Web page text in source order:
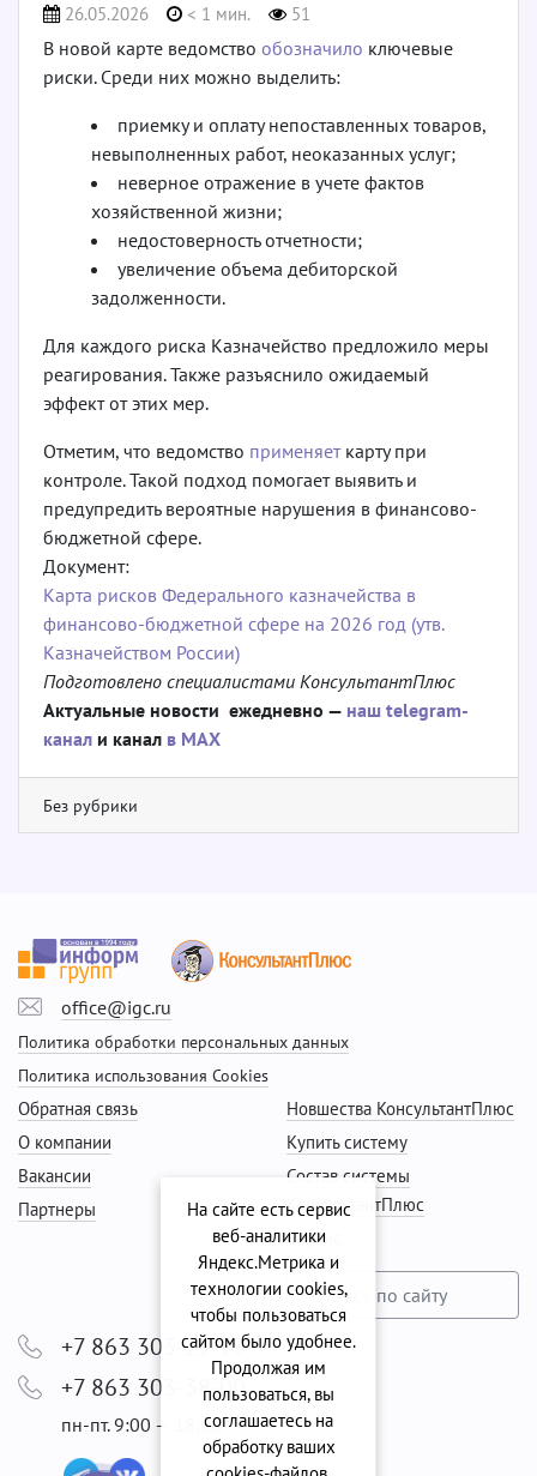
26.05.2026 < 1 мин. 51
В новой карте ведомство обозначило ключевые
риски. Среди них можно выделить:
приемку и оплату непоставленных товаров,
невыполненных работ, неоказанных услуг;
неверное отражение в учете фактов
хозяйственной жизни;
недостоверность отчетности;
увеличение объема дебиторской
задолженности.
Для каждого риска Казначейство предложило меры
реагирования. Также разъяснило ожидаемый
эффект от этих мер.
Отметим, что ведомство применяеткарту при
контроле. Такой подход помогает выявить и
предупредить вероятные нарушения в финансово-
бюджетной сфере.
Документ:
Карта рисков Федерального казначейства в
финансово-бюджетной сфере на 2026 год (утв.
Казначейством России)
Подготовлено специалистами КонсультантПлюс
Актуальные новости ежедневно — наш telegram-
канал и канал в МАХ
Без рубрики
office@igc.ru
Политика обработки персональных данных
Политика использования Cookies
Новшества КонсультантПлюс
Купить систему
Состав системы
КонсультантПлюс
Сервис
Обратная связь
О компании
Вакансии
Партнеры
+7 863 303-29-99
+7 863 303-38-00
пн-пт. 9:00 — 18:00
На сайте есть сервис
веб-аналитики
Яндекс.Метрика и
технологии cookies,
чтобы пользоваться
сайтом было удобнее.
Продолжая им
пользоваться, вы
соглашаетесь на
обработку ваших